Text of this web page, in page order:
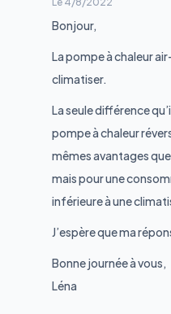
Bonjour,
La pompe à chaleur
climatiser.
La seule différence
pompe à chaleur
mêmes avantages
mais pour une
inférieure à une
J’espère que ma
Bonne journée à vous,
Léna